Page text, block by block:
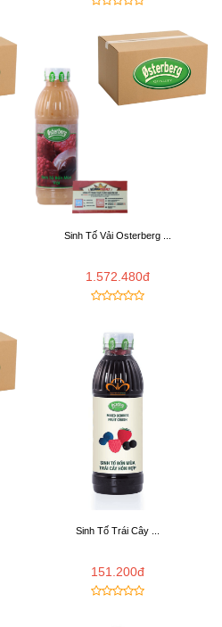
Sinh Tố Vải Osterberg ...
1.572.480đ
Sinh Tố Trái Cây ...
151.200đ